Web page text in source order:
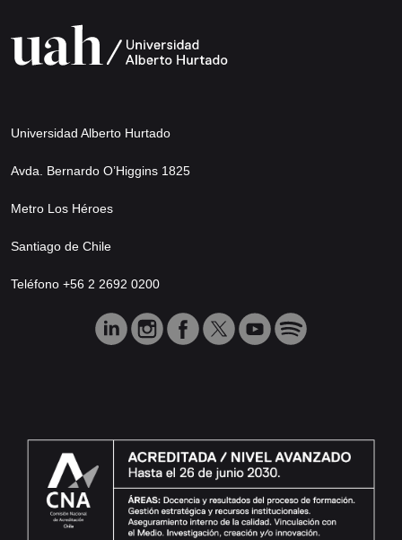
Universidad Alberto Hurtado
Avda. Bernardo O’Higgins 1825
Metro Los Héroes
Santiago de Chile
Teléfono +56 2 2692 0200